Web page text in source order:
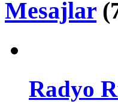
Mesajlar
Radyo